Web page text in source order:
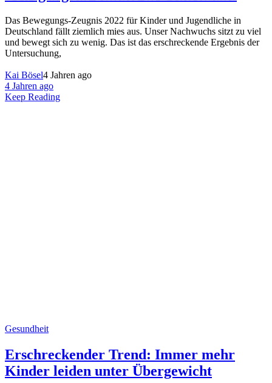
Das Bewegungs-Zeugnis 2022 für Kinder und Jugendliche in
Deutschland fällt ziemlich mies aus. Unser Nachwuchs sitzt zu viel
und bewegt sich zu wenig. Das ist das erschreckende Ergebnis der
Untersuchung,
Kai Bösel4 Jahren ago
4 Jahren ago
Keep Reading
Gesundheit
Erschreckender Trend: Immer mehr
Kinder leiden unter Übergewicht